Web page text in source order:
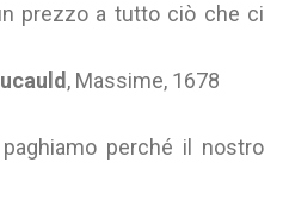
prezzo a tutto ciò che ci
, Massime, 1678
perché il nostro